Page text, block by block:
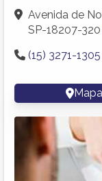
Avenida de
SP-18207-320
(15) 3271-1305
Mapa